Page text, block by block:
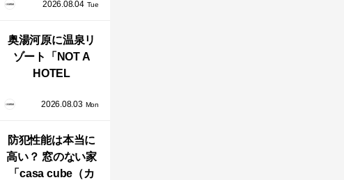
FRITZ HANSENか
本で発売開始！
2026.08.04 Tue
奥湯河原に温泉リ
ゾート「NOT A
HOTEL
誕生！販売を日
始！
2026.08.03 Mon
防犯性能は本当に
高い？ 窓のない家
「casa cube（カ